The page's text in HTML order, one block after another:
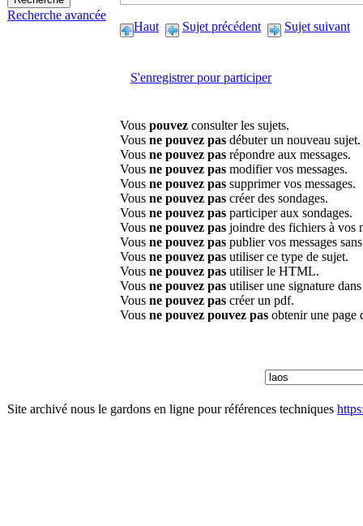
Recherche avancée
Haut Sujet précédent Sujet suivant
S'enregistrer pour participer
Vous pouvez consulter les sujets.
Vous ne pouvez pas débuter un nouveau sujet.
Vous ne pouvez pas répondre aux messages.
Vous ne pouvez pas modifier vos messages.
Vous ne pouvez pas supprimer vos messages.
Vous ne pouvez pas créer des sondages.
Vous ne pouvez pas participer aux sondages.
Vous ne pouvez pas joindre des fichiers à vos
Vous ne pouvez pas publier vos messages
Vous ne pouvez pas utiliser ce type de sujet.
Vous ne pouvez pas utiliser le HTML.
Vous ne pouvez pas utiliser une signature
Vous ne pouvez pas créer un pdf.
Vous ne pouvez pouvez pas obtenir une page
Site archivé nous le gardons en ligne pour références techniques